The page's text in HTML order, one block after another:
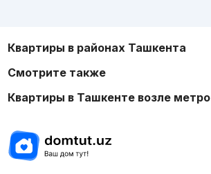
Квартиры в районах Ташкента
Смотрите также
Квартиры в Ташкенте возле метро